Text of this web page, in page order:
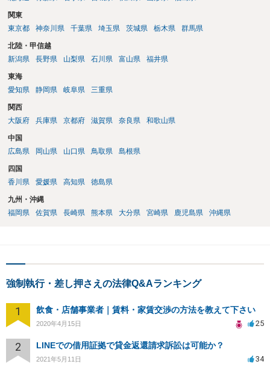
関東
東京都
神奈川県 千葉県 埼玉県 茨城県 栃木県 群馬県
北陸・甲信越
新潟県
長野県 山梨県 石川県 富山県 福井県
東海
愛知県
静岡県 岐阜県 三重県
関西
大阪府
兵庫県 京都府 滋賀県 奈良県 和歌山県
中国
広島県
岡山県 山口県 鳥取県 島根県
四国
香川県
愛媛県 高知県 徳島県
九州・沖縄
福岡県
佐賀県 長崎県 熊本県 大分県 宮崎県 鹿児島県 沖縄県
強制執行・差し押さえの法律Q&Aランキング
1 飲食・店舗事業者｜賃料・家賃交渉の方法を教えて下さい
2020年4月15日 25
2 LINEでの借用証拠で貸金返還請求訴訟は可能か？
2021年5月11日 34